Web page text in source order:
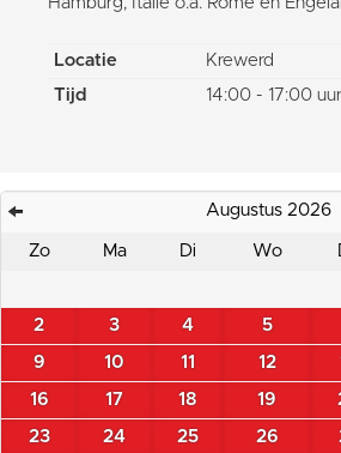
Locatie
Krewerd
Tijd
14:00 - 17:00 uur
Augustus 2026
Zo Ma Di Wo
2 3 4 5
9 10 11 12
16 17 18 19
23 24 25 26